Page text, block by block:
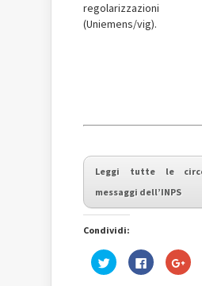
regolarizzazioni
(Uniemens/vig).
Leggi tutte le
messaggi dell’INPS
Condividi:
Fai
clic
Fai
clic
Fai
clic